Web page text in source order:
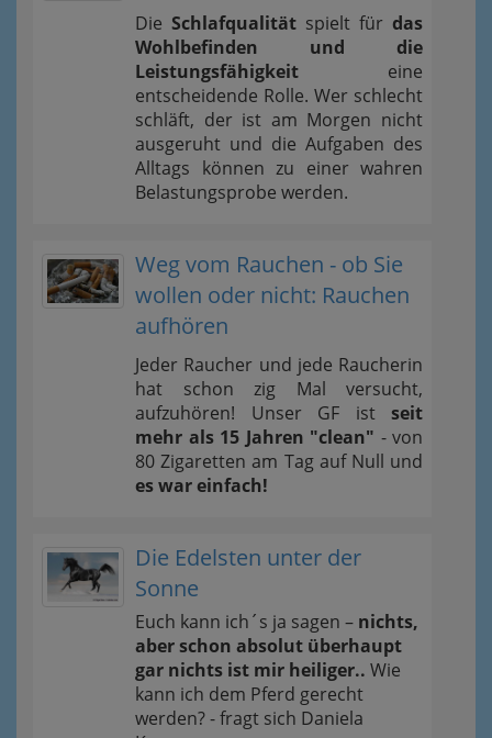
Die Schlafqualität spielt für das
Wohlbefinden und die
Leistungsfähigkeit eine
entscheidende Rolle. Wer schlecht
schläft, der ist am Morgen nicht
ausgeruht und die Aufgaben des
Alltags können zu einer wahren
Belastungsprobe werden.
Weg vom Rauchen - ob Sie
wollen oder nicht: Rauchen
aufhören
Jeder Raucher und jede Raucherin
hat schon zig Mal versucht,
aufzuhören! Unser GF ist seit
mehr als 15 Jahren "clean" - von
80 Zigaretten am Tag auf Null und
es war einfach!
Die Edelsten unter der
Sonne
Euch kann ich´s ja sagen – nichts,
aber schon absolut überhaupt
gar nichts ist mir heiliger.. Wie
kann ich dem Pferd gerecht
werden? - fragt sich Daniela